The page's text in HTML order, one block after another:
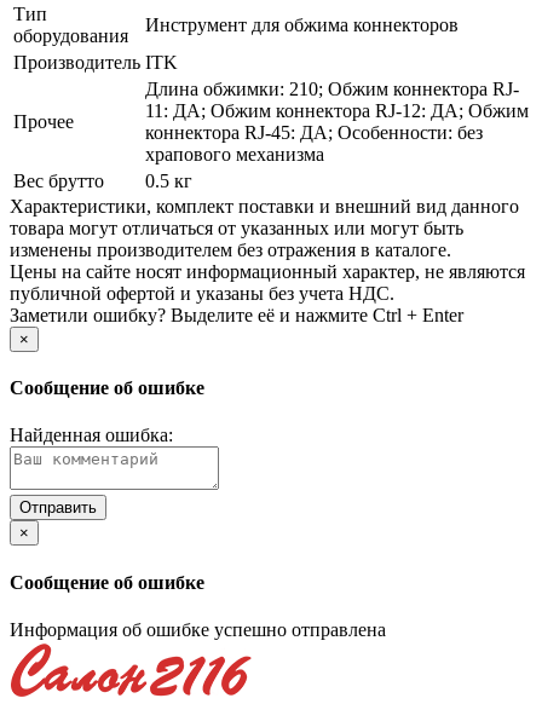
Тип
оборудования
Инструмент для обжима коннекторов
Производитель ITK
Прочее
Длина обжимки: 210; Обжим коннектора RJ-
11: ДА; Обжим коннектора RJ-12: ДА; Обжим
коннектора RJ-45: ДА; Особенности: без
храпового механизма
Вес брутто
0.5 кг
Xарактеристики, комплект поставки и внешний вид данного
товара могут отличаться от указанных или могут быть
изменены производителем без отражения в каталоге.
Цены на сайте носят информационный характер, не являются
публичной офертой и указаны без учета НДС.
Заметили ошибку? Выделите её и нажмите Ctrl + Enter
×
Сообщение об ошибке
Найденная ошибка:
×
Сообщение об ошибке
Информация об ошибке успешно отправлена